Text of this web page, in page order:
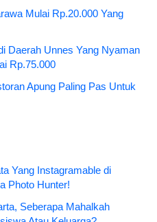
Mulai Rp.20.000 Yang
Daerah Unnes Yang Nyaman
Rp.75.000
Apung Paling Pas Untuk
Yang Instagramable di
Photo Hunter!
Seberapa Mahalkah